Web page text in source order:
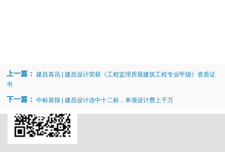
上一篇：
建昌喜讯 | 建昌设计荣获《工程监理房屋建筑工程专业甲级》资质证
书
下一篇： 中标喜报 | 建昌设计连中十二标，单项设计费上千万